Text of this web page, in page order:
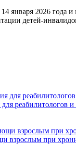
января 2026 года
детей-
реабилитологов
взрослым при